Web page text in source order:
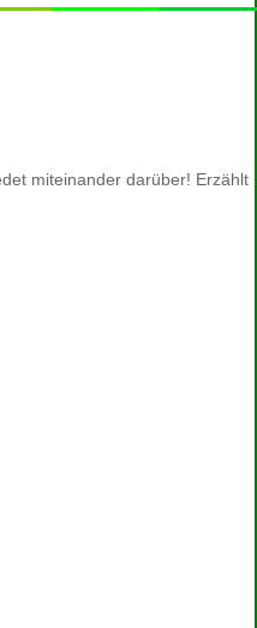
miteinander darüber! Erzählt